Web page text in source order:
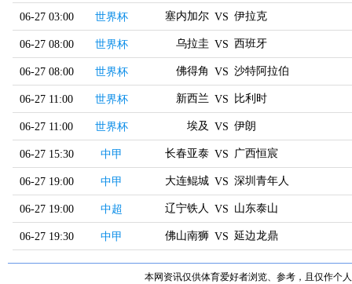
06-27 03:00 世界杯 塞内加尔 VS 伊拉克
06-27 08:00 世界杯 乌拉圭 VS 西班牙
06-27 08:00 世界杯 佛得角 VS 沙特阿拉伯
06-27 11:00 世界杯 新西兰 VS 比利时
06-27 11:00 世界杯 埃及 VS 伊朗
06-27 15:30 中甲 长春亚泰 VS 广西恒宸
06-27 19:00 中甲 大连鲲城 VS 深圳青年人
06-27 19:00 中超 辽宁铁人 VS 山东泰山
06-27 19:30 中甲 佛山南狮 VS 延边龙鼎
本网资讯仅供体育爱好者浏览、参考，且仅作个